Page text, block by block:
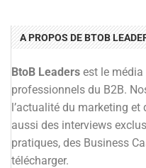
A PROPOS DE BTOB
BtoB Leaders est le
professionnels du B2B.
l’actualité du marketing
aussi des interviews
pratiques, des Business
télécharger.